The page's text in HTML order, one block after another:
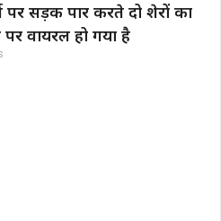
पर सड़क पार करते दो शेरों का
वायरल हो गया है